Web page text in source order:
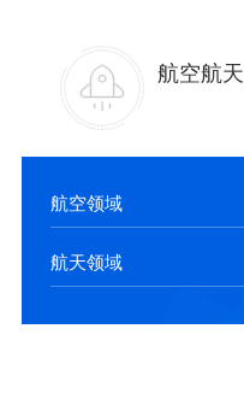
航空航天
航空领域
航天领域